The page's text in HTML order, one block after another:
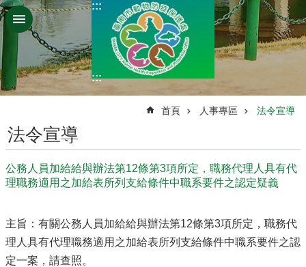
跳到主要內容區塊
:::
:::
首頁 人事專區 法令宣導
法令宣導
公務人員加給給與辦法第12條第3項所定，職務代理人具有代
理職務適用之加給表所列支給條件中職系要件之認定疑義
主旨：有關公務人員加給給與辦法第12條第3項所定，職務代
理人具有代理職務適用之加給表所列支給條件中職系要件之認
定一案，請查照。